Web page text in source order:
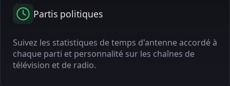
Partis politiques
Suivez les statistiques de temps d'antenne accordé à
chaque parti et personnalité sur les chaînes de
télévision et de radio.